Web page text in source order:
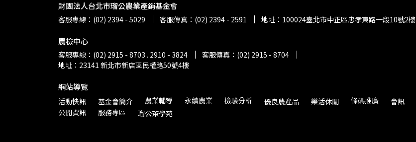
財團法人台北市瑠公農業產銷基金會
客服專線：(02) 2394 - 5029 客服傳真：(02) 2394 - 2591 地址：100024臺北市中正區忠孝東路一段10號2樓
農檢中心
客服專線：(02) 2915 - 8703 . 2910 - 3824
客服傳真：(02) 2915 - 8704
地址：23141 新北市新店區民權路50號4樓
網站導覽
活動快訊 基金會簡介 農業輔導 永續農業 檢驗分析 優良農產品 樂活休閒 條碼推廣
會訊
公開資訊
服務專區 瑠公茶學苑